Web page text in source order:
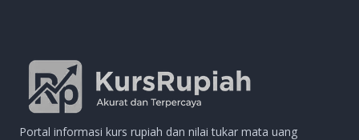
Portal informasi kurs rupiah dan nilai tukar mata uang